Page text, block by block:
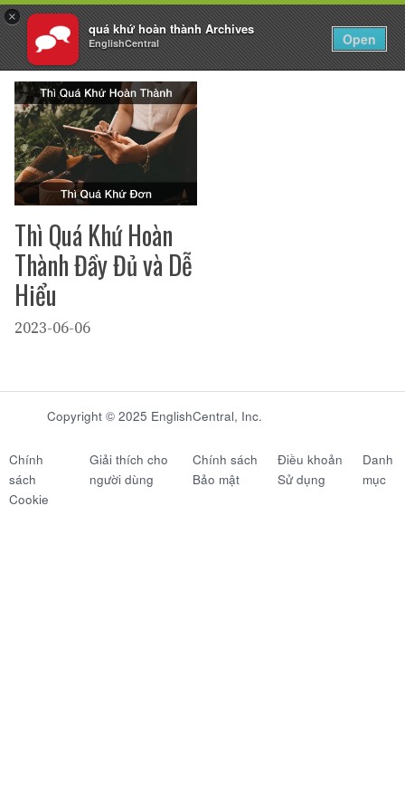
×
quá khứ hoàn thành Archives
EnglishCentral Open
Đăng nhập VI
Chuyển
đến
nội
dung
Thì Quá Khứ Hoàn
Thành Đầy Đủ và Dễ
Hiểu
2023-06-06
Copyright © 2025 EnglishCentral, Inc.
Chính
sách
Cookie
Giải thích cho
người dùng
Chính sách
Bảo mật
Điều khoản
Sử dụng
Danh
mục